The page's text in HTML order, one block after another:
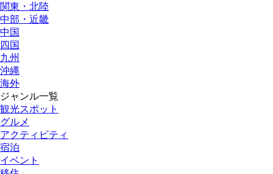
関東・北陸
中部・近畿
中国
四国
九州
沖縄
海外
ジャンル一覧
観光スポット
グルメ
アクティビティ
宿泊
イベント